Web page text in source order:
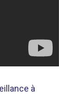
à